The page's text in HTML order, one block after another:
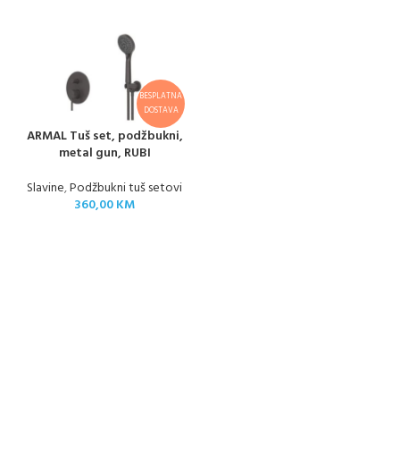
BESPLATNA
DOSTAVA
ARMAL Tuš set, podžbukni,
metal gun, RUBI
Slavine,Podžbukni tuš setovi
360,00KM